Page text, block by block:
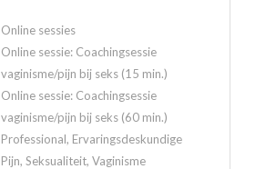
Online sessies
Online sessie: Coachingsessie
vaginisme/pijn bij seks (15 min.)
Online sessie: Coachingsessie
vaginisme/pijn bij seks (60 min.)
Professional, Ervaringsdeskundige
Pijn, Seksualiteit, Vaginisme